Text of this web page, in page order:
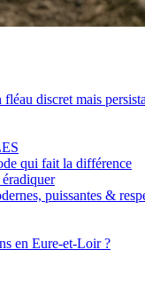
discret mais
qui fait la différence
puissantes &
en Eure-et-Loir ?